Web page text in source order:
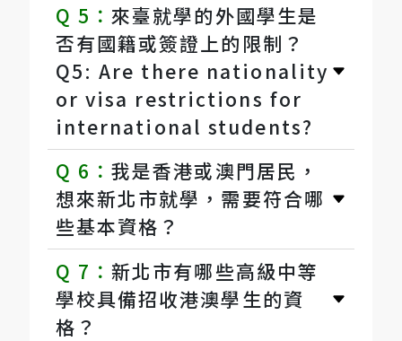
Q 5： 來臺就學的外國學生是
否有國籍或簽證上的限制？
Q5: Are there nationality
or visa restrictions for
international students?
Q 6：我是香港或澳門居民，
想來新北市就學，需要符合哪
些基本資格？
Q 7：新北市有哪些高級中等
學校具備招收港澳學生的資
格？